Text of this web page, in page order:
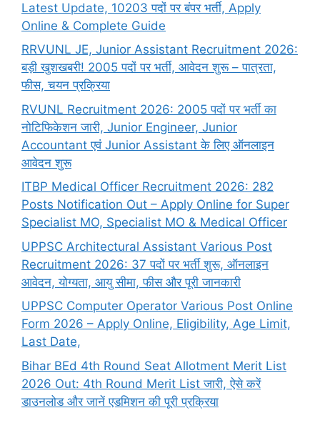
Latest Update, 10203 पदों पर बंपर भर्ती, Apply
Online & Complete Guide
RRVUNL JE, Junior Assistant Recruitment 2026:
बड़ी खुशखबरी! 2005 पदों पर भर्ती, आवेदन शुरू – पात्रता,
फीस, चयन प्रक्रिया
RVUNL Recruitment 2026: 2005 पदों पर भर्ती का
नोटिफिकेशन जारी, Junior Engineer, Junior
Accountant एवं Junior Assistant के लिए ऑनलाइन
आवेदन शुरू
ITBP Medical Officer Recruitment 2026: 282
Posts Notification Out – Apply Online for Super
Specialist MO, Specialist MO & Medical Officer
UPPSC Architectural Assistant Various Post
Recruitment 2026: 37 पदों पर भर्ती शुरू, ऑनलाइन
आवेदन, योग्यता, आयु सीमा, फीस और पूरी जानकारी
UPPSC Computer Operator Various Post Online
Form 2026 – Apply Online, Eligibility, Age Limit,
Last Date,
Bihar BEd 4th Round Seat Allotment Merit List
2026 Out: 4th Round Merit List जारी, ऐसे करें
डाउनलोड और जानें एडमिशन की पूरी प्रक्रिया